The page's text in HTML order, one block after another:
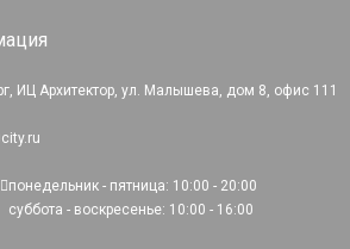
ИЦ Архитектор, ул. Малышева, дом 8, офис 111
понедельник - пятница: 10:00 - 20:00
суббота - воскресенье: 10:00 - 16:00